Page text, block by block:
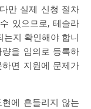
만 실제 신청 절차
있으므로, 테슬라
지 확인해야 합니
을 임의로 등록하
면 지원에 문제가
에 흔들리지 않는